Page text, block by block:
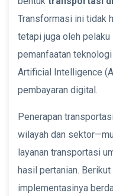
Transformasi ini tidak
tetapi juga oleh
pemanfaatan
Artificial Intelligence
pembayaran digital.
Penerapan
wilayah dan
layanan transportasi
hasil pertanian.
implementasinya